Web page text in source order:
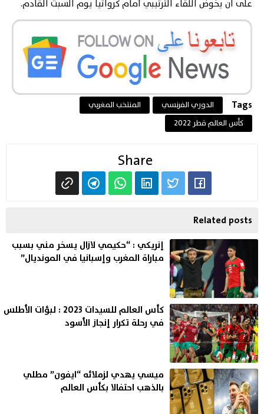
على أن يخوض اللقاء الترتيبي أمام كرواتيا يوم السبت القادم.
Tags الدوري الفرنسي
المنتخب المغربي
كأس العالم قطر 2022
Share
Related posts
إنريكي : “حكيمي لازال يسخر مني بسبب
مباراة المغرب وإسبانيا في المونديال”
كأس العالم للسيدات 2023 : لبؤات الأطلس
في رحلة تكرار إنجاز الأسود
ميسي يهدي لزملائه “ايفون” مطلي
بالذهب احتفالا بكأس العالم